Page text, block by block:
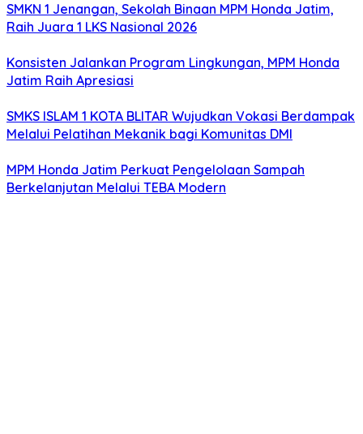
SMKN 1 Jenangan, Sekolah Binaan MPM Honda Jatim,
Raih Juara 1 LKS Nasional 2026
Konsisten Jalankan Program Lingkungan, MPM Honda
Jatim Raih Apresiasi
SMKS ISLAM 1 KOTA BLITAR Wujudkan Vokasi Berdampak
Melalui Pelatihan Mekanik bagi Komunitas DMI
MPM Honda Jatim Perkuat Pengelolaan Sampah
Berkelanjutan Melalui TEBA Modern